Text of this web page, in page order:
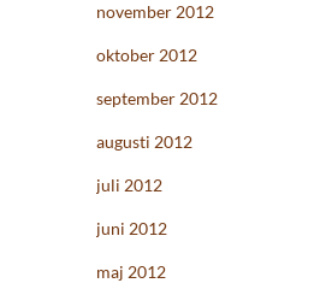
november 2012
oktober 2012
september 2012
augusti 2012
juli 2012
juni 2012
maj 2012